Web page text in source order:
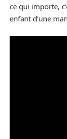
ce qui importe,
enfant d’une